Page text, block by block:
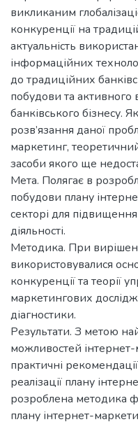
викликаним
конкуренції на
актуальність
інформаційних
до традиційних
побудови та
банківського бізнесу.
розв’язання даної
маркетинг,
засоби якого ще
Мета. Полягає в
побудови плану
секторі для
діяльності.
Методика. При
використовувалися
конкуренції та теорії
маркетингових
діагностики.
Результати. З метою
можливостей
практичні
реалізації плану
розроблена методика
плану інтернет-